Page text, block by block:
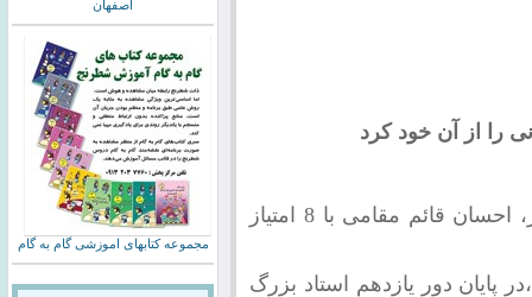
را از آن خود کرد
پس از دور پایانی رقابت های قهرمانی کشور، احسان قائم مقامی با 8 امتیاز
در پایان دور یازدهم استاد بزرگ
اصفهان
مجموعه کتابهای اموزشی گام به گام